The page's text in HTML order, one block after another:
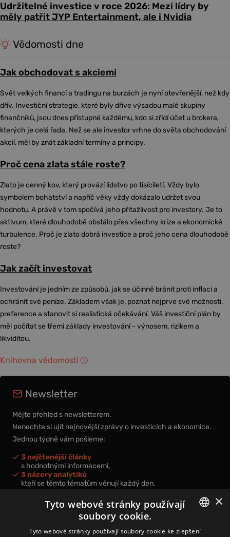
Udržitelné investice v roce 2026: Mezi lídry by
měly patřit JYP Entertainment, ale i Nvidia
Vědomosti dne
Jak obchodovat s akciemi
Svět velkých financí a tradingu na burzách je nyní otevřenější, než kdy
dřív. Investiční strategie, které byly dříve výsadou malé skupiny
finančníků, jsou dnes přístupné každému, kdo si zřídí účet u brokera,
kterých je celá řada. Než se ale investor vrhne do světa obchodování
akcií, měl by znát základní termíny a principy.
Proč cena zlata stále roste?
Zlato je cenný kov, který provází lidstvo po tisíciletí. Vždy bylo
symbolem bohatství a napříč věky vždy dokázalo udržet svou
hodnotu. A právě v tom spočívá jeho přitažlivost pro investory. Je to
aktivum, které dlouhodobě obstálo přes všechny krize a ekonomické
turbulence. Proč je zlato dobrá investice a proč jeho cena dlouhodobě
roste?
Jak začít investovat
Investování je jedním ze způsobů, jak se účinně bránit proti inflaci a
ochránit své peníze. Základem však je, poznat nejprve své možnosti,
preference a stanovit si realistická očekávání. Váš investiční plán by
měl počítat se třemi základy investování - výnosem, rizikem a
likviditou.
Knihovna vědomostí
Newsletter
Mějte přehled s newsletterem.
Nenechte si ujít nejnovější zprávy o investicích a ekonomice.
Jednou týdně vám pošleme:
3 nejčtenější články
s hodnotnými informacemi,
3 názory analytiků
kteří se těmto tématům věnují každý den,
nová videa a podcasty
k prohloubení vašich znalostí.
CZECH
×
Tyto webové stránky používají
soubory cookie.
Tyto webové stránky používají soubory cookie ke zlepšení